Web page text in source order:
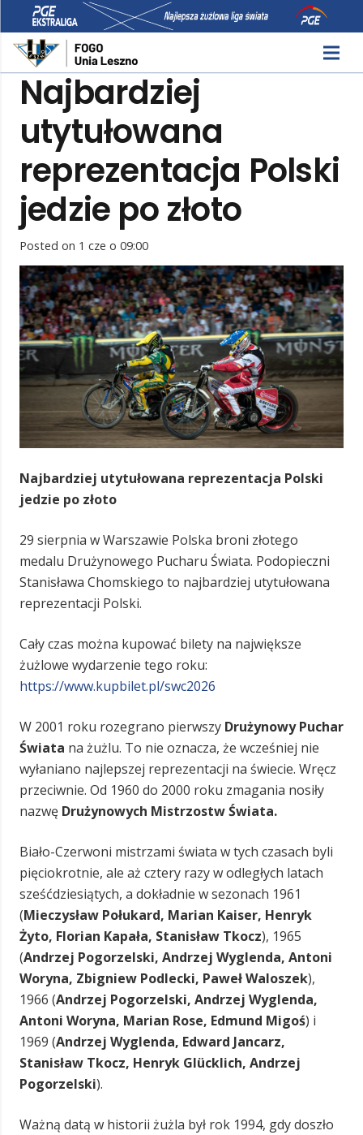
Najbardziej
utytułowana
reprezentacja Polski
jedzie po złoto
Posted on 1 cze o 09:00
Najbardziej utytułowana reprezentacja Polski
jedzie po złoto
29 sierpnia w Warszawie Polska broni złotego
medalu Drużynowego Pucharu Świata. Podopieczni
Stanisława Chomskiego to najbardziej utytułowana
reprezentacji Polski.
Cały czas można kupować bilety na największe
żużlowe wydarzenie tego roku:
https://www.kupbilet.pl/swc2026
W 2001 roku rozegrano pierwszy Drużynowy Puchar
Świata na żużlu. To nie oznacza, że wcześniej nie
wyłaniano najlepszej reprezentacji na świecie. Wręcz
przeciwnie. Od 1960 do 2000 roku zmagania nosiły
nazwę Drużynowych Mistrzostw Świata.
Biało-Czerwoni mistrzami świata w tych czasach byli
pięciokrotnie, ale aż cztery razy w odległych latach
sześćdziesiątych, a dokładnie w sezonach 1961
(Mieczysław Połukard, Marian Kaiser, Henryk
Żyto, Florian Kapała, Stanisław Tkocz), 1965
(Andrzej Pogorzelski, Andrzej Wyglenda, Antoni
Woryna, Zbigniew Podlecki, Paweł Waloszek),
1966 (Andrzej Pogorzelski, Andrzej Wyglenda,
Antoni Woryna, Marian Rose, Edmund Migoś) i
1969 (Andrzej Wyglenda, Edward Jancarz,
Stanisław Tkocz, Henryk Glücklich, Andrzej
Pogorzelski).
Ważną datą w historii żużla był rok 1994, gdy doszło